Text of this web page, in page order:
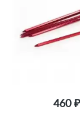
460 ₽